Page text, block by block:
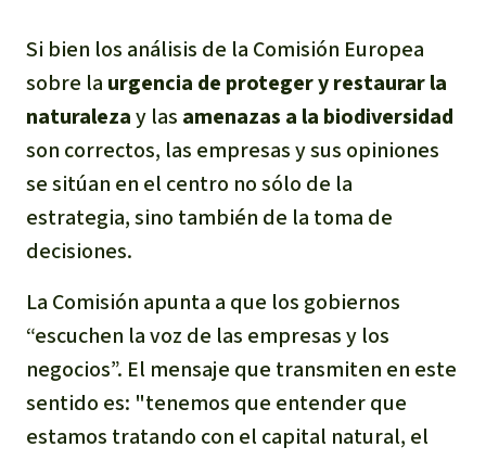
Si bien los análisis de la Comisión Europea
sobre la urgencia de proteger y restaurar la
naturalezay las amenazas a la biodiversidad
son correctos, las empresas y sus opiniones
se sitúan en el centro no sólo de la
estrategia, sino también de la toma de
decisiones.
La Comisión apunta a que los gobiernos
“escuchen la voz de las empresas y los
negocios”. El mensaje que transmiten en este
sentido es: "tenemos que entender que
estamos tratando con el capital natural, el